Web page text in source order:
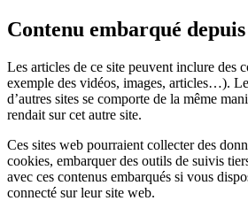
Contenu embarqué
Les articles de ce site peuvent inclure des
exemple des vidéos, images, articles…).
d’autres sites se comporte de la même
rendait sur cet autre site.
Ces sites web pourraient collecter des
cookies, embarquer des outils de suivis
avec ces contenus embarqués si vous
connecté sur leur site web.